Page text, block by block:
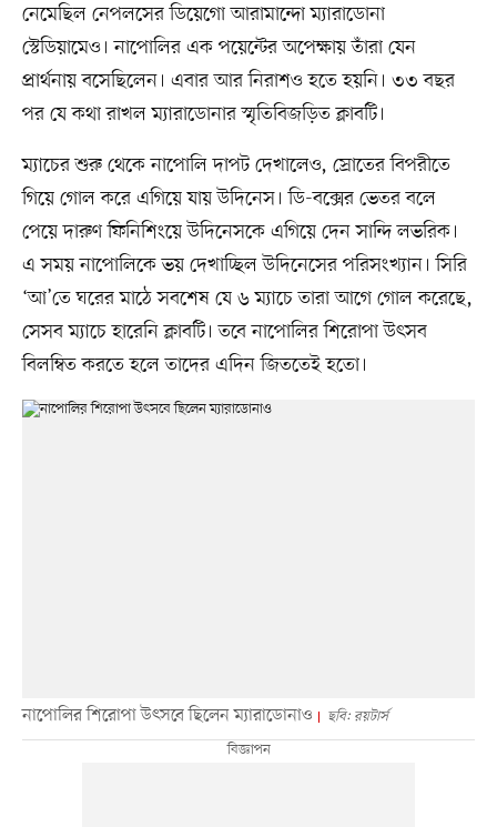
নেমেছিল নেপলসের ডিয়েগো আরামান্দো ম্যারাডোনা
স্টেডিয়ামেও। নাপোলির এক পয়েন্টের অপেক্ষায় তাঁরা যেন
প্রার্থনায় বসেছিলেন। এবার আর নিরাশও হতে হয়নি। ৩৩ বছর
পর যে কথা রাখল ম্যারাডোনার স্মৃতিবিজড়িত ক্লাবটি।
ম্যাচের শুরু থেকে নাপোলি দাপট দেখালেও, স্রোতের বিপরীতে
গিয়ে গোল করে এগিয়ে যায় উদিনেস। ডি-বক্সের ভেতর বলে
পেয়ে দারুণ ফিনিশিংয়ে উদিনেসকে এগিয়ে দেন সান্দি লভরিক।
এ সময় নাপোলিকে ভয় দেখাচ্ছিল উদিনেসের পরিসংখ্যান। সিরি
‘আ’তে ঘরের মাঠে সবশেষ যে ৬ ম্যাচে তারা আগে গোল করেছে,
সেসব ম্যাচে হারেনি ক্লাবটি। তবে নাপোলির শিরোপা উৎসব
বিলম্বিত করতে হলে তাদের এদিন জিততেই হতো।
নাপোলির শিরোপা উৎসবে ছিলেন ম্যারাডোনাও ছবি: রয়টার্স